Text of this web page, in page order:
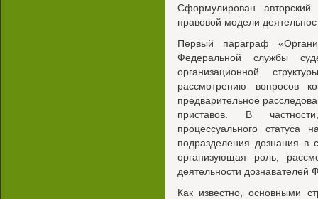
Сформулирован
правовой модели
Первый параграф
Федеральной службы
организационной
рассмотрению вопросов
предварительное
приставов. В
процессуального статуса
подразделения дознания в
организующая роль,
деятельности
Как известно, основными